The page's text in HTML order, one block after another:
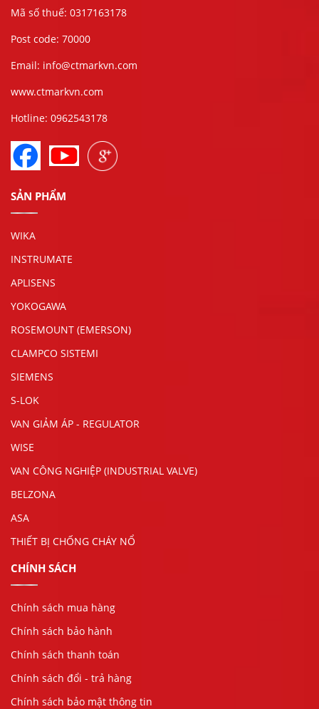
Mã số thuế: 0317163178
Post code: 70000
Email: info@ctmarkvn.com
www.ctmarkvn.com
Hotline: 0962543178
SẢN PHẨM
WIKA
INSTRUMATE
APLISENS
YOKOGAWA
ROSEMOUNT (EMERSON)
CLAMPCO SISTEMI
SIEMENS
S-LOK
VAN GIẢM ÁP - REGULATOR
WISE
VAN CÔNG NGHIỆP (INDUSTRIAL VALVE)
BELZONA
ASA
THIẾT BỊ CHỐNG CHÁY NỔ
CHÍNH SÁCH
Chính sách mua hàng
Chính sách bảo hành
Chính sách thanh toán
Chính sách đổi - trả hàng
Chính sách bảo mật thông tin